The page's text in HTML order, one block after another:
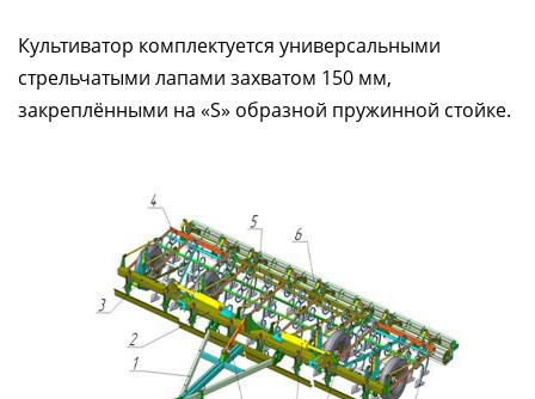
Культиватор комплектуется универсальными
стрельчатыми лапами захватом 150 мм,
закреплёнными на «S» образной пружинной стойке.